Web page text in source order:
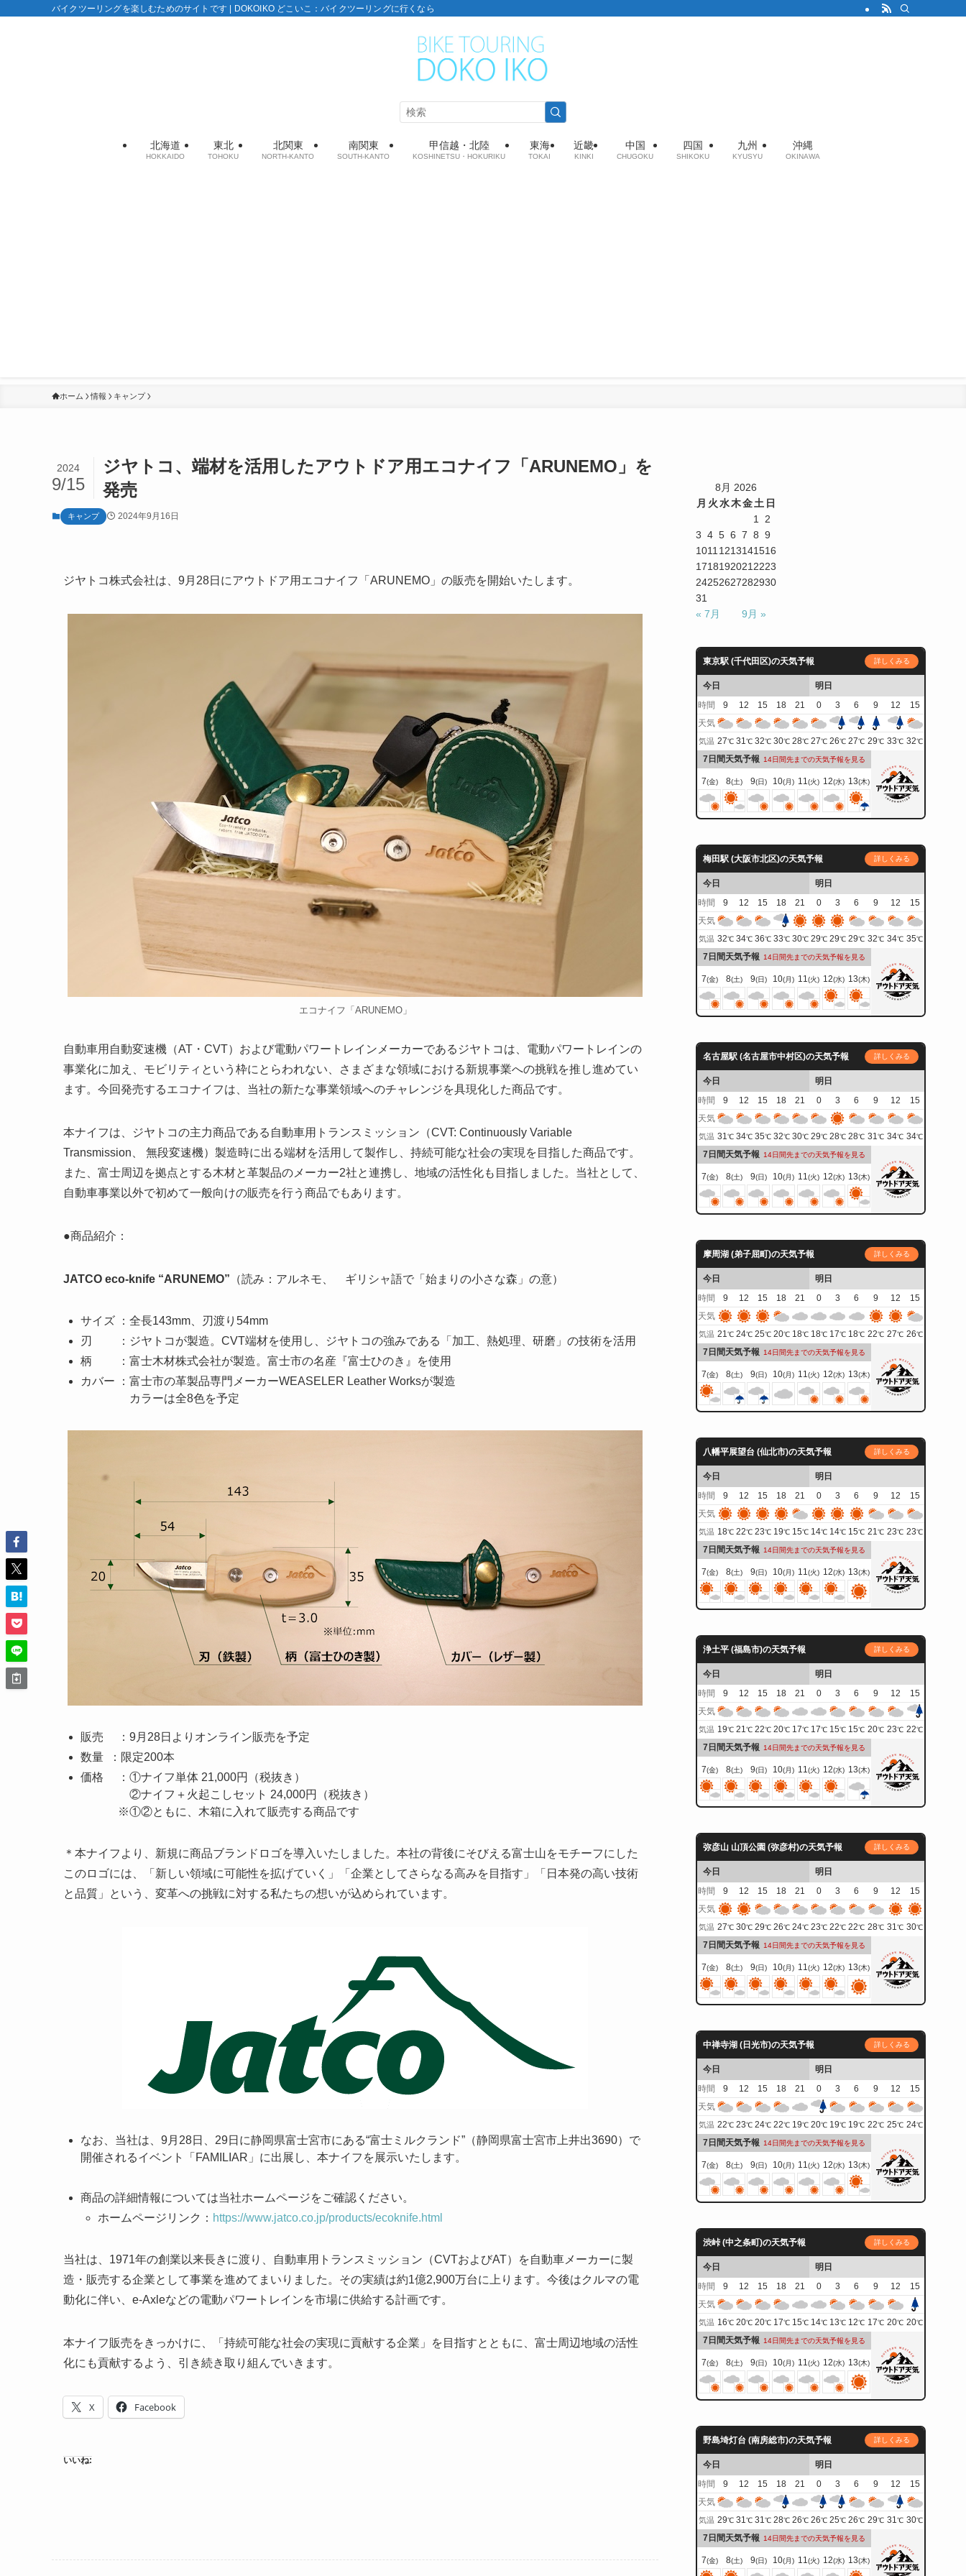
バイクツーリングを楽しむためのサイトです | DOKOIKO どこいこ：バイクツーリングに行くなら
北海道
HOKKAIDO
東北
TOHOKU
北関東
NORTH-KANTO
南関東
SOUTH-KANTO
甲信越・北陸
KOSHINETSU・HOKURIKU
東海
TOKAI
近畿
KINKI
中国
CHUGOKU
四国
SHIKOKU
九州
KYUSYU
沖縄
OKINAWA
ホーム 情報 キャンプ
ジヤトコ、端材を活用したアウトドア用エコナイフ「ARUNEMO」を
発売
2024
9/15
キャンプ 2024年9月16日
ジヤトコ株式会社は、9月28日にアウトドア用エコナイフ「ARUNEMO」の販売を開始いたします。
エコナイフ「ARUNEMO」
自動車用自動変速機（AT・CVT）および電動パワートレインメーカーであるジヤトコは、電動パワートレインの
事業化に加え、モビリティという枠にとらわれない、さまざまな領域における新規事業への挑戦を推し進めてい
ます。今回発売するエコナイフは、当社の新たな事業領域へのチャレンジを具現化した商品です。
本ナイフは、ジヤトコの主力商品である自動車用トランスミッション（CVT: Continuously Variable
Transmission、 無段変速機）製造時に出る端材を活用して製作し、持続可能な社会の実現を目指した商品です。
また、富士周辺を拠点とする木材と革製品のメーカー2社と連携し、地域の活性化も目指しました。当社として、
自動車事業以外で初めて一般向けの販売を行う商品でもあります。
●商品紹介：
JATCO eco-knife “ARUNEMO” （読み：アルネモ、 ギリシャ語で「始まりの小さな森」の意）
サイズ ：全長143mm、刃渡り54mm
刃 ：ジヤトコが製造。CVT端材を使用し、ジヤトコの強みである「加工、熱処理、研磨」の技術を活用
柄 ：富士木材株式会社が製造。富士市の名産『富士ひのき』を使用
カバー ：富士市の革製品専門メーカーWEASELER Leather Worksが製造
カラーは全8色を予定
販売 ：9月28日よりオンライン販売を予定
数量 ：限定200本
価格 ：①ナイフ単体 21,000円（税抜き）
②ナイフ＋火起こしセット 24,000円（税抜き）
※①②ともに、木箱に入れて販売する商品です
＊本ナイフより、新規に商品ブランドロゴを導入いたしました。本社の背後にそびえる富士山をモチーフにした
このロゴには、「新しい領域に可能性を拡げていく」「企業としてさらなる高みを目指す」「日本発の高い技術
と品質」という、変革への挑戦に対する私たちの想いが込められています。
なお、当社は、9月28日、29日に静岡県富士宮市にある“富士ミルクランド”（静岡県富士宮市上井出3690）で
開催されるイベント「FAMILIAR」に出展し、本ナイフを展示いたします。
商品の詳細情報については当社ホームページをご確認ください。
ホームページリンク： https://www.jatco.co.jp/products/ecoknife.html
当社は、1971年の創業以来長きに渡り、自動車用トランスミッション（CVTおよびAT）を自動車メーカーに製
造・販売する企業として事業を進めてまいりました。その実績は約1億2,900万台に上ります。今後はクルマの電
動化に伴い、e-Axleなどの電動パワートレインを市場に供給する計画です。
本ナイフ販売をきっかけに、「持続可能な社会の実現に貢献する企業」を目指すとともに、富士周辺地域の活性
化にも貢献するよう、引き続き取り組んでいきます。
X Facebook
いいね:
8月 2026
月 火水木金土 日
1
2
3 4 5 6 7 8 9
1011 1213141516
1718192021 2223
24252627282930
31
« 7月
9月 »
東京駅 (千代田区)の天気予報 詳しくみる
今日
明日
時間
9 12 15 18 21 0 3 6 9 12
15
天気
気温 27℃ 31℃ 32℃ 30℃ 28℃ 27℃ 26℃ 27℃ 29℃ 33℃ 32℃
7日間天気予報 14日間先までの天気予報を見る
7(金) 8(土) 9(日) 10(月) 11(火) 12(水) 13(木)
梅田駅 (大阪市北区)の天気予報 詳しくみる
今日
明日
時間
9 12 15 18 21 0 3 6 9 12
15
天気
気温 32℃ 34℃ 36℃ 33℃ 30℃ 29℃ 29℃ 29℃ 32℃ 34℃ 35℃
7日間天気予報 14日間先までの天気予報を見る
7(金) 8(土) 9(日) 10(月) 11(火) 12(水) 13(木)
名古屋駅 (名古屋市中村区)の天気予報 詳しくみる
今日
明日
時間
9 12 15 18 21 0 3 6 9 12
15
天気
気温 31℃ 34℃ 35℃ 32℃ 30℃ 29℃ 28℃ 28℃ 31℃ 34℃ 34℃
7日間天気予報 14日間先までの天気予報を見る
7(金) 8(土) 9(日) 10(月) 11(火) 12(水) 13(木)
摩周湖 (弟子屈町)の天気予報 詳しくみる
今日
明日
時間
9 12 15 18 21 0 3 6 9 12
15
天気
気温 21℃ 24℃ 25℃ 20℃ 18℃ 18℃ 17℃ 18℃ 22℃ 27℃ 26℃
7日間天気予報 14日間先までの天気予報を見る
7(金) 8(土) 9(日) 10(月) 11(火) 12(水) 13(木)
八幡平展望台 (仙北市)の天気予報 詳しくみる
今日
明日
時間
9 12 15 18 21 0 3 6 9 12
15
天気
気温 18℃ 22℃ 23℃ 19℃ 15℃ 14℃ 14℃ 15℃ 21℃ 23℃ 23℃
7日間天気予報 14日間先までの天気予報を見る
7(金) 8(土) 9(日) 10(月) 11(火) 12(水) 13(木)
浄土平 (福島市)の天気予報 詳しくみる
今日
明日
時間
9 12 15 18 21 0 3 6 9 12
15
天気
気温 19℃ 21℃ 22℃ 20℃ 17℃ 17℃ 15℃ 15℃ 20℃ 23℃ 22℃
7日間天気予報 14日間先までの天気予報を見る
7(金) 8(土) 9(日) 10(月) 11(火) 12(水) 13(木)
弥彦山 山頂公園 (弥彦村)の天気予報 詳しくみる
今日
明日
時間
9 12 15 18 21 0 3 6 9 12
15
天気
気温 27℃ 30℃ 29℃ 26℃ 24℃ 23℃ 22℃ 22℃ 28℃ 31℃ 30℃
7日間天気予報 14日間先までの天気予報を見る
7(金) 8(土) 9(日) 10(月) 11(火) 12(水) 13(木)
中禅寺湖 (日光市)の天気予報 詳しくみる
今日
明日
時間
9 12 15 18 21 0 3 6 9 12
15
天気
気温 22℃ 23℃ 24℃ 22℃ 19℃ 20℃ 19℃ 19℃ 22℃ 25℃ 24℃
7日間天気予報 14日間先までの天気予報を見る
7(金) 8(土) 9(日) 10(月) 11(火) 12(水) 13(木)
渋峠 (中之条町)の天気予報 詳しくみる
今日
明日
時間
9 12 15 18 21 0 3 6 9 12
15
天気
気温 16℃ 20℃ 20℃ 17℃ 15℃ 14℃ 13℃ 12℃ 17℃ 20℃ 20℃
7日間天気予報 14日間先までの天気予報を見る
7(金) 8(土) 9(日) 10(月) 11(火) 12(水) 13(木)
野島埼灯台 (南房総市)の天気予報 詳しくみる
今日
明日
時間
9 12 15 18 21 0 3 6 9 12
15
天気
気温 29℃ 31℃ 31℃ 28℃ 26℃ 26℃ 25℃ 26℃ 29℃ 31℃ 30℃
7日間天気予報 14日間先までの天気予報を見る
7(金) 8(土) 9(日) 10(月) 11(火) 12(水) 13(木)